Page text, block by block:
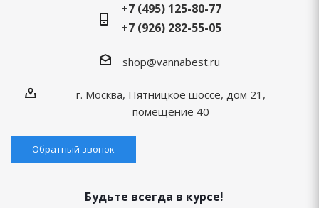
+7 (495) 125-80-77
+7 (926) 282-55-05
shop@vannabest.ru
г. Москва, Пятницкое шоссе, дом 21,
помещение 40
Обратный звонок
Будьте всегда в курсе!